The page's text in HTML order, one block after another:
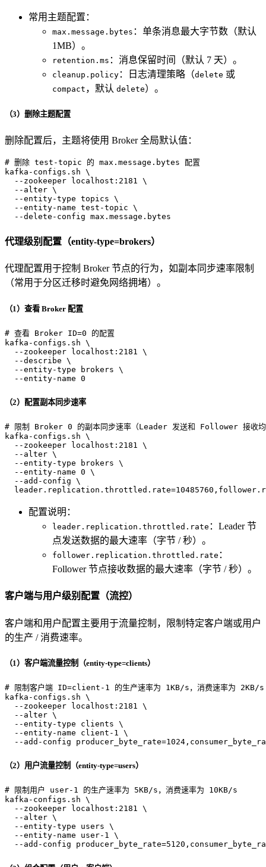
常用主题配置：
max.message.bytes ：单条消息最大字节数（默认
1MB）。
retention.ms ：消息保留时间（默认 7 天）。
cleanup.policy ：日志清理策略（delete 或
compact ，默认 delete）。
（3）删除主题配置
删除配置后，主题将使用 Broker 全局默认值：
# 删除 test-topic 的 max.message.bytes 配置
kafka-configs.sh \
  --zookeeper localhost:2181 \
  --alter \
  --entity-type topics \
  --entity-name test-topic \
  --delete-config max.message.bytes
代理级别配置（entity-type=brokers）
代理配置用于控制 Broker 节点的行为，如副本同步速率限制
（常用于分区迁移时避免网络拥堵）。
（1）查看 Broker 配置
# 查看 Broker ID=0 的配置
kafka-configs.sh \
  --zookeeper localhost:2181 \
  --describe \
  --entity-type brokers \
  --entity-name 0
（2）配置副本同步速率
# 限制 Broker 0 的副本同步速率（Leader 发送和 Follower 接收
kafka-configs.sh \
  --zookeeper localhost:2181 \
  --alter \
  --entity-type brokers \
  --entity-name 0 \
  --add-config \
配置说明：
leader.replication.throttled.rate ：Leader 节
点发送数据的最大速率（字节 / 秒）。
follower.replication.throttled.rate ：
Follower 节点接收数据的最大速率（字节 / 秒）。
客户端与用户级别配置（流控）
客户端和用户配置主要用于流量控制，限制特定客户端或用户
的生产 / 消费速率。
（1）客户端流量控制（entity-type=clients）
# 限制客户端 ID=client-1 的生产速率为 1KB/s，消费速率为 2KB/s
kafka-configs.sh \
  --zookeeper localhost:2181 \
  --alter \
  --entity-type clients \
  --entity-name client-1 \
--add-config
（2）用户流量控制（entity-type=users）
# 限制用户 user-1 的生产速率为 5KB/s，消费速率为 10KB/s
kafka-configs.sh \
  --zookeeper localhost:2181 \
  --alter \
  --entity-type
users \
  --entity-name user-1 \
--add-config